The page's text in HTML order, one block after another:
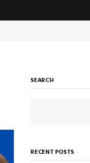
SEARCH
RECENT POSTS